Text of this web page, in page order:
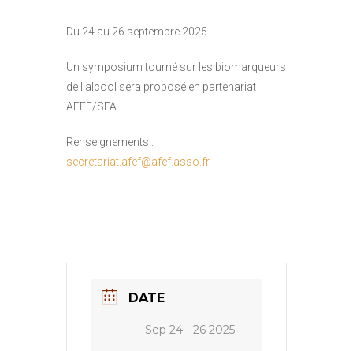
Du 24 au 26 septembre 2025
Un symposium tourné sur les biomarqueurs
de l’alcool sera proposé en partenariat
AFEF/SFA
Renseignements :
secretariat.afef@afef.asso.fr
DATE
Sep 24 - 26 2025